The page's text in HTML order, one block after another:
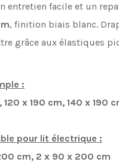
entretien facile et un
, finition biais blanc.
grâce aux élastiques
:
x 190 cm, 140 x 190
pour lit électrique :
cm, 2 x 90 x 200 cm